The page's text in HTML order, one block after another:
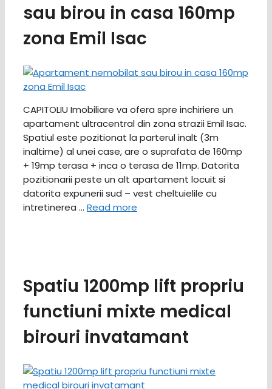
sau birou in casa 160mp
zona Emil Isac
CAPITOLIU Imobiliare va ofera spre inchiriere un
apartament ultracentral din zona strazii Emil Isac.
Spatiul este pozitionat la parterul inalt (3m
inaltime) al unei case, are o suprafata de 160mp
+ 19mp terasa + inca o terasa de 11mp. Datorita
pozitionarii peste un alt apartament locuit si
datorita expunerii sud – vest cheltuielile cu
intretinerea … Read more
Spatiu 1200mp lift propriu
functiuni mixte medical
birouri invatamant